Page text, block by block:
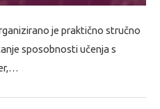
je praktično stručno
sposobnosti učenja s